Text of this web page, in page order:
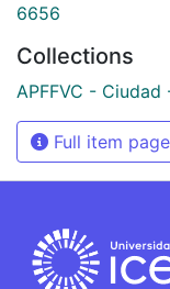
6656
Collections
APFFVC -
Full item page